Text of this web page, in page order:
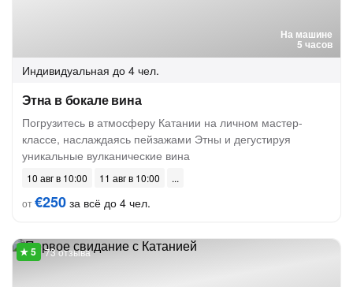
На машине
5 часов
Индивидуальная до 4 чел.
Этна в бокале вина
Погрузитесь в атмосферу Катании на личном мастер-
классе, наслаждаясь пейзажами Этны и дегустируя
уникальные вулканические вина
10 авг в 10:00
11 авг в 10:00
от€250 за всё до 4 чел.
73 отзыва